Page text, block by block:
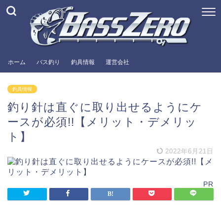
ホーム バス釣り 釣具情報 運営会社
釣具情報
釣り針は直ぐに取り出せるようにケ
ースが必須!!【メリット・デメリッ
ト】
2022年6月21日
PR